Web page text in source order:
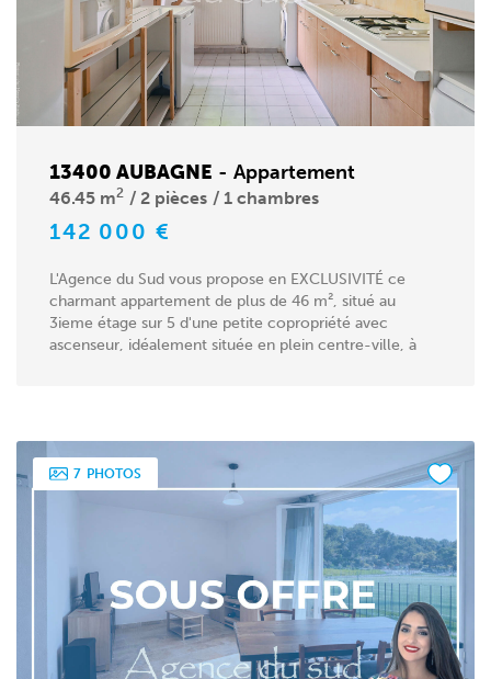
13400 AUBAGNE - Appartement
46.45 m2 2 pièces 1 chambres
142 000 €
L'Agence du Sud vous propose en EXCLUSIVITÉ ce
charmant appartement de plus de 46 m², situé au
3ieme étage sur 5 d'une petite copropriété avec
ascenseur, idéalement située en plein centre-ville, à
7 PHOTOS